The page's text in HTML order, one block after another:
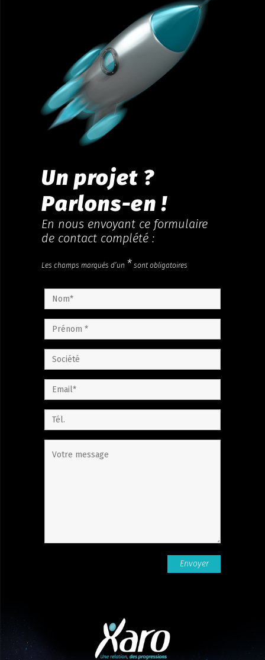
Un projet ?
Parlons-en !
En nous envoyant ce formulaire
de contact complété :
Les champs marqués d’un * sont obligatoires